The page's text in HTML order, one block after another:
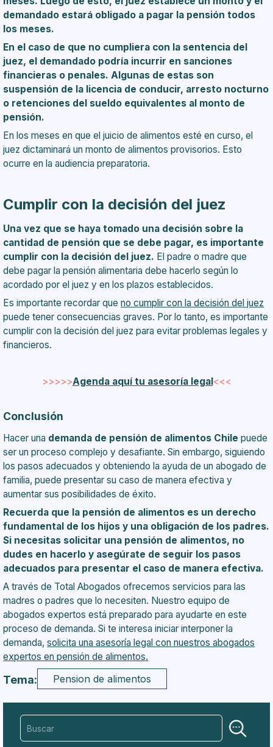
demandado estará obligado a pagar la pensión todos
los meses.
En el caso de que no cumpliera con la sentencia del
juez, el demandado podría incurrir en sanciones
financieras o penales. Algunas de estas son
suspensión de la licencia de conducir, arresto nocturno
o retenciones del sueldo equivalentes al monto de
pensión.
En los meses en que el juicio de alimentos esté en curso, el
juez dictaminará un monto de alimentos provisorios. Esto
ocurre en la audiencia preparatoria.
Cumplir con la decisión del juez
Una vez que se haya tomado una decisión sobre la
cantidad de pensión que se debe pagar, es importante
cumplir con la decisión del juez. El padre o madre que
debe pagar la pensión alimentaria debe hacerlo según lo
acordado por el juez y en los plazos establecidos.
Es importante recordar queno cumplir con la decisión del juez
puede tener consecuencias graves. Por lo tanto, es importante
cumplir con la decisión del juez para evitar problemas legales y
financieros.
>>>>>Agenda aquí tu asesoría legal <<<
Conclusión
Hacer una demanda de pensión de alimentos Chile puede
ser un proceso complejo y desafiante. Sin embargo, siguiendo
los pasos adecuados y obteniendo la ayuda de un abogado de
familia, puede presentar su caso de manera efectiva y
aumentar sus posibilidades de éxito.
Recuerda que la pensión de alimentos es un derecho
fundamental de los hijos y una obligación de los padres.
Si necesitas solicitar una pensión de alimentos, no
dudes en hacerlo y asegúrate de seguir los pasos
adecuados para presentar el caso de manera efectiva.
A través de Total Abogados ofrecemos servicios para las
madres o padres que lo necesiten. Nuestro equipo de
abogados expertos está preparado para ayudarte en este
proceso de demanda. Si te interesa iniciar interponer la
demanda,solicita unaasesoría legal con nuestros abogados
expertos en pensión de alimentos.
Tema: Pension de alimentos